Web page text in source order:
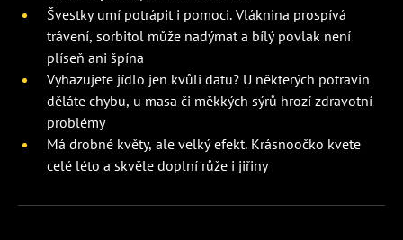
Švestky umí potrápit i pomoci. Vláknina prospívá
trávení, sorbitol může nadýmat a bílý povlak není
plíseň ani špína
Vyhazujete jídlo jen kvůli datu? U některých potravin
děláte chybu, u masa či měkkých sýrů hrozí zdravotní
problémy
Má drobné květy, ale velký efekt. Krásnoočko kvete
celé léto a skvěle doplní růže i jiřiny